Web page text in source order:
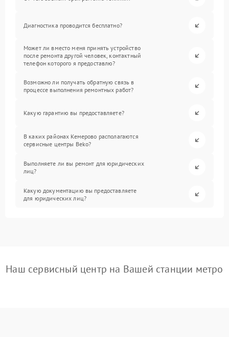
Диагностика проводится бесплатно?
Может ли вместо меня принять устройство
после ремонта другой человек, контактный
телефон которого я предоставлю?
Возможно ли получать обратную связь в
процессе выполнения ремонтных работ?
Какую гарантию вы предоставляете?
В каких районах Кемерово располагаются
сервисные центры Beko?
Выполняете ли вы ремонт для юридических
лиц?
Какую документацию вы предоставляете
для юридических лиц?
Наш сервисный центр на Вашей станции метро